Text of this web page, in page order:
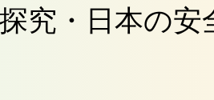
究・日本の安